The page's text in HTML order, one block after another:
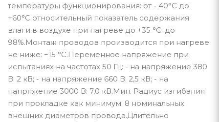
температуры функционирования: от - 40°С до
+60°С относительный показатель содержания
влаги в воздухе при нагреве до +35 °С: до
98%.Монтаж проводов производится при нагреве
не ниже: −15 °С.Переменное напряжение при
испытаниях на частотах 50 Гц: - на напряжение 380
В: 2 кВ; - на напряжение 660 В: 2,5 кВ; - на
напряжение 3000 В: 7,0 кВ.Мин. Радиус изгибания
при прокладке как минимум: 8 номинальных
внешних диаметров провода.Длительно